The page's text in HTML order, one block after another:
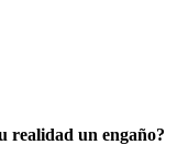
realidad un engaño?